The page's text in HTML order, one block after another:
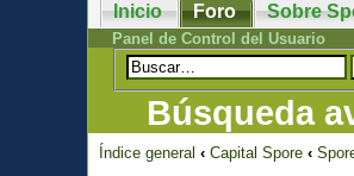
Inicio Foro Sobre
Panel de Control del Usuario
Búsqueda
Índice general ‹ Capital Spore ‹